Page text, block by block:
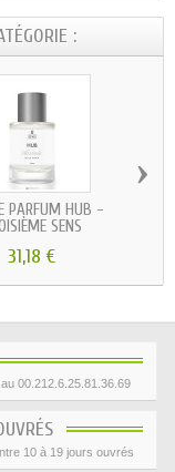
:
PARFUM HUB -
SENS
31,18 €
›
00.212.6.25.81.36.69
10 à 19 jours ouvrés